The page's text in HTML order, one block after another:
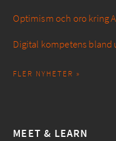
Optimism och oro kring
Digital kompetens bland
FLER NYHETER »
MEET & LEARN